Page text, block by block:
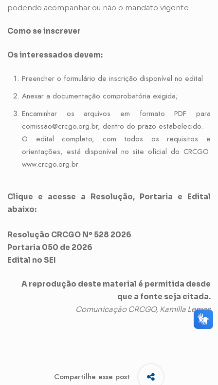
podendo acompanhar ou não o mandato vigente.
Como se inscrever
Os interessados devem:
Preencher o formulário de inscrição disponível no edital
Anexar a documentação comprobatória exigida;
Encaminhar os arquivos em formato PDF para
comissao@crcgo.org.br, dentro do prazo estabelecido.
O edital completo, com todos os requisitos e
orientações, está disponível no site oficial do CRCGO:
www.crcgo.org.br.
Clique e acesse a Resolução, Portaria e Edital
abaixo:
Resolução CRCGO Nº 528 2026
Portaria 050 de 2026
Edital no SEI
A reprodução deste material é permitida desde
que a fonte seja citada.
Comunicação CRCGO, Kamilla Lemes
Compartilhe esse post